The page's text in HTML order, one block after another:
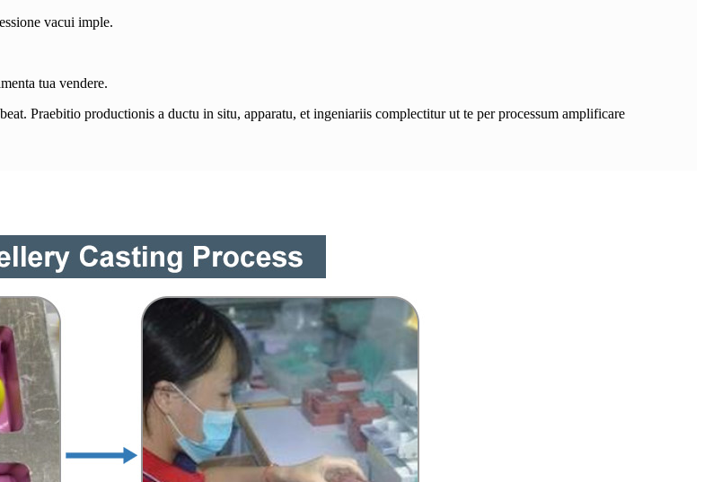
vacui imple.
tua vendere.
Praebitio productionis a ductu in situ, apparatu, et ingeniariis complectitur ut te per processum amplificare